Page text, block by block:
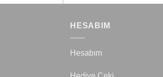
HESABIM
Hesabım